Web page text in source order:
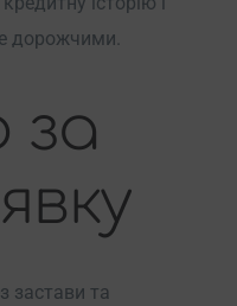
дорожчими.
за
застави та